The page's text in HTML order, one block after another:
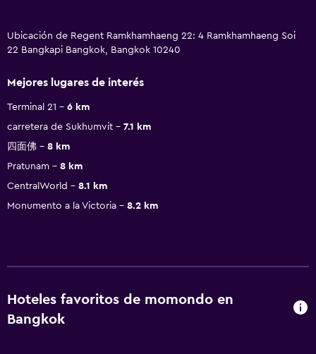
Ubicación de Regent Ramkhamhaeng 22: 4 Ramkhamhaeng Soi
22 Bangkapi Bangkok, Bangkok 10240
Mejores lugares de interés
Terminal 21
6 km
carretera de Sukhumvit
7.1 km
四面佛
8 km
Pratunam
8 km
CentralWorld
8.1 km
Monumento a la Victoria
8.2 km
Hoteles favoritos de momondo en
Bangkok